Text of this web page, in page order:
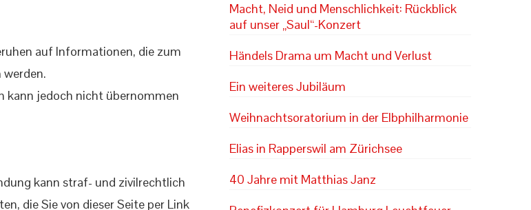
auf Informationen, die zum
kann jedoch nicht übernommen
kann straf- und zivilrechtlich
die Sie von dieser Seite per Link
Macht, Neid und Menschlichkeit: Rückblick
auf unser „Saul“-Konzert
Händels Drama um Macht und Verlust
Ein weiteres Jubiläum
Weihnachtsoratorium in der Elbphilharmonie
Elias in Rapperswil am Zürichsee
40 Jahre mit Matthias Janz